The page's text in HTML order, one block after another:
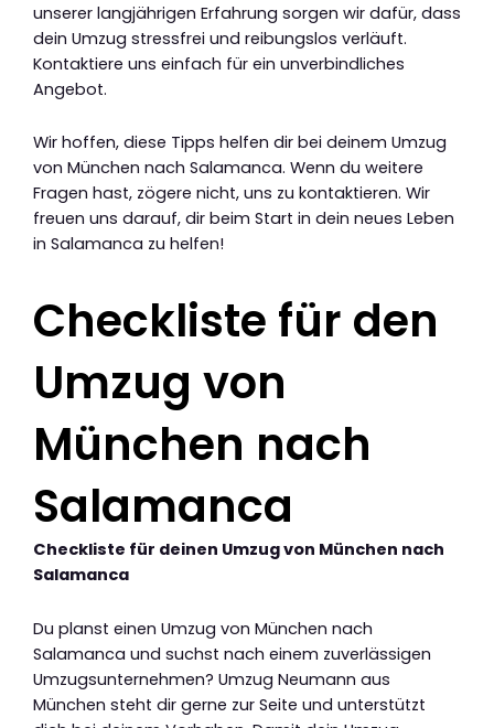
unserer langjährigen Erfahrung sorgen wir dafür, dass
dein Umzug stressfrei und reibungslos verläuft.
Kontaktiere uns einfach für ein unverbindliches
Angebot.
Wir hoffen, diese Tipps helfen dir bei deinem Umzug
von München nach Salamanca. Wenn du weitere
Fragen hast, zögere nicht, uns zu kontaktieren. Wir
freuen uns darauf, dir beim Start in dein neues Leben
in Salamanca zu helfen!
Checkliste für den
Umzug von
München nach
Salamanca
Checkliste für deinen Umzug von München nach
Salamanca
Du planst einen Umzug von München nach
Salamanca und suchst nach einem zuverlässigen
Umzugsunternehmen? Umzug Neumann aus
München steht dir gerne zur Seite und unterstützt